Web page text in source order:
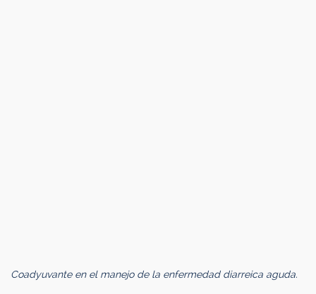
Coadyuvante en el manejo de la enfermedad diarreica aguda.